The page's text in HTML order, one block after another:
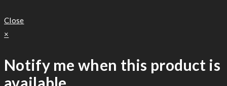
Close
×
Notify me when this product is